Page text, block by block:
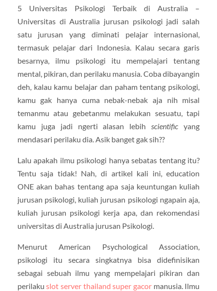
5 Universitas Psikologi Terbaik di Australia –
Universitas di Australia jurusan psikologi jadi salah
satu jurusan yang diminati pelajar internasional,
termasuk pelajar dari Indonesia. Kalau secara garis
besarnya, ilmu psikologi itu mempelajari tentang
mental, pikiran, dan perilaku manusia. Coba dibayangin
deh, kalau kamu belajar dan paham tentang psikologi,
kamu gak hanya cuma nebak-nebak aja nih misal
temanmu atau gebetanmu melakukan sesuatu, tapi
kamu juga jadi ngerti alasan lebih scientific yang
mendasari perilaku dia. Asik banget gak sih??
Lalu apakah ilmu psikologi hanya sebatas tentang itu?
Tentu saja tidak! Nah, di artikel kali ini, education
ONE akan bahas tentang apa saja keuntungan kuliah
jurusan psikologi, kuliah jurusan psikologi ngapain aja,
kuliah jurusan psikologi kerja apa, dan rekomendasi
universitas di Australia jurusan Psikologi.
Menurut American Psychological Association,
psikologi itu secara singkatnya bisa didefinisikan
sebagai sebuah ilmu yang mempelajari pikiran dan
perilakuslot server thailand super gacormanusia. Ilmu